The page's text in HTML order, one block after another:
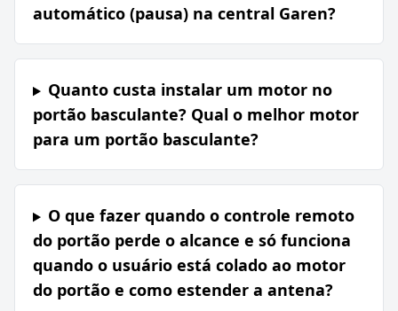
automático (pausa) na central Garen?
Quanto custa instalar um motor no
portão basculante? Qual o melhor motor
para um portão basculante?
O que fazer quando o controle remoto
do portão perde o alcance e só funciona
quando o usuário está colado ao motor
do portão e como estender a antena?